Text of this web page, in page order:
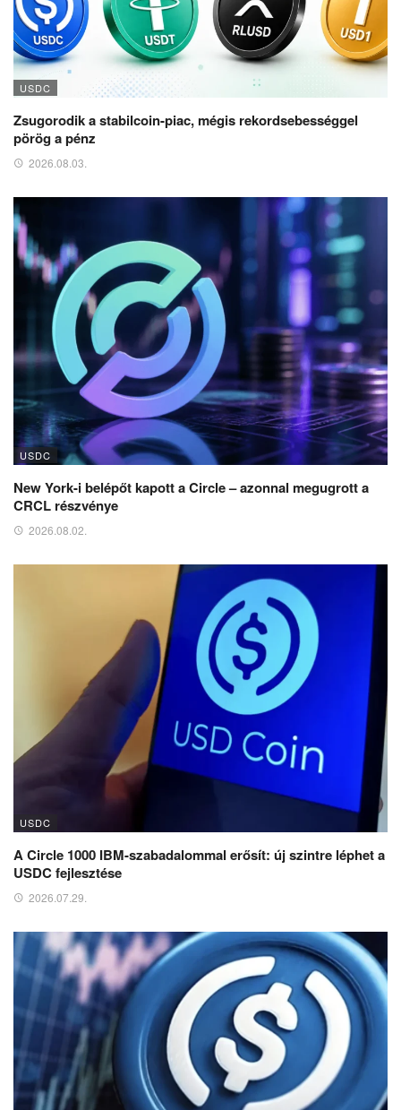
USDC
Zsugorodik a stabilcoin-piac, mégis rekordsebességgel
pörög a pénz
2026.08.03.
USDC
New York-i belépőt kapott a Circle – azonnal megugrott a
CRCL részvénye
2026.08.02.
USDC
A Circle 1000 IBM-szabadalommal erősít: új szintre léphet a
USDC fejlesztése
2026.07.29.